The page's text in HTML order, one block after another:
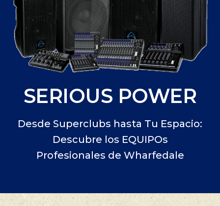
SERIOUS POWER
Desde Superclubs hasta Tu Espacio:
Descubre los EQUIPOs
Profesionales de Wharfedale